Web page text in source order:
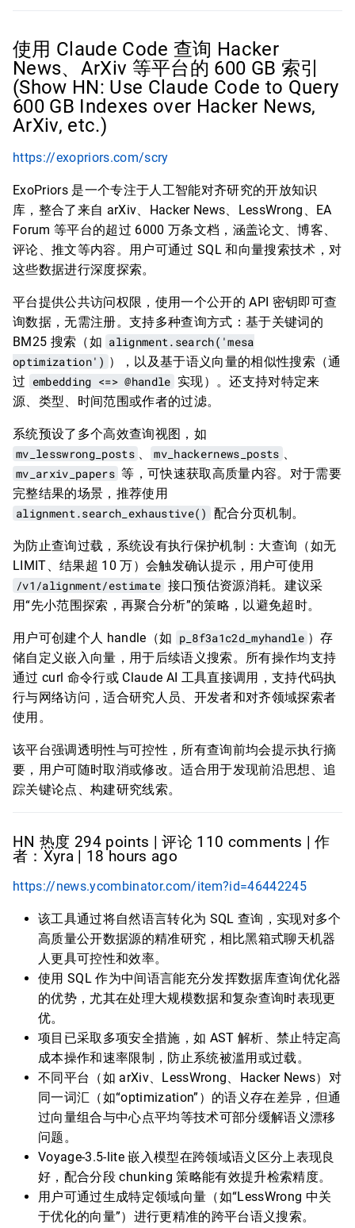
使用 Claude Code 查询 Hacker
News、ArXiv 等平台的 600 GB 索引
(Show HN: Use Claude Code to Query
600 GB Indexes over Hacker News,
ArXiv, etc.)
https://exopriors.com/scry
ExoPriors 是一个专注于人工智能对齐研究的开放知识
库，整合了来自 arXiv、Hacker News、LessWrong、EA
Forum 等平台的超过 6000 万条文档，涵盖论文、博客、
评论、推文等内容。用户可通过 SQL 和向量搜索技术，对
这些数据进行深度探索。
平台提供公共访问权限，使用一个公开的 API 密钥即可查
询数据，无需注册。支持多种查询方式：基于关键词的
BM25 搜索（如 alignment.search('mesa
optimization') ），以及基于语义向量的相似性搜索（通
过 embedding <=> @handle 实现）。还支持对特定来
源、类型、时间范围或作者的过滤。
系统预设了多个高效查询视图，如
mv_lesswrong_posts
mv_hackernews_posts
mv_arxiv_papers 等，可快速获取高质量内容。对于需要
完整结果的场景，推荐使用
alignment.search_exhaustive() 配合分页机制。
为防止查询过载，系统设有执行保护机制：大查询（如无
LIMIT、结果超 10 万）会触发确认提示，用户可使用
/v1/alignment/estimate 接口预估资源消耗。建议采
用“先小范围探索，再聚合分析”的策略，以避免超时。
用户可创建个人 handle（如 p_8f3a1c2d_myhandle ）存
储自定义嵌入向量，用于后续语义搜索。所有操作均支持
通过 curl 命令行或 Claude AI 工具直接调用，支持代码执
行与网络访问，适合研究人员、开发者和对齐领域探索者
使用。
该平台强调透明性与可控性，所有查询前均会提示执行摘
要，用户可随时取消或修改。适合用于发现前沿思想、追
踪关键论点、构建研究线索。
HN 热度 294 points | 评论 110 comments | 作
者：Xyra | 18 hours ago
https://news.ycombinator.com/item?id=46442245
该工具通过将自然语言转化为 SQL 查询，实现对多个
高质量公开数据源的精准研究，相比黑箱式聊天机器
人更具可控性和效率。
使用 SQL 作为中间语言能充分发挥数据库查询优化器
的优势，尤其在处理大规模数据和复杂查询时表现更
优。
项目已采取多项安全措施，如 AST 解析、禁止特定高
成本操作和速率限制，防止系统被滥用或过载。
不同平台（如 arXiv、LessWrong、Hacker News）对
同一词汇（如“optimization”）的语义存在差异，但通
过向量组合与中心点平均等技术可部分缓解语义漂移
问题。
Voyage-3.5-lite 嵌入模型在跨领域语义区分上表现良
好，配合分段 chunking 策略能有效提升检索精度。
用户可通过生成特定领域向量（如“LessWrong 中关
于优化的向量”）进行更精准的跨平台语义搜索。